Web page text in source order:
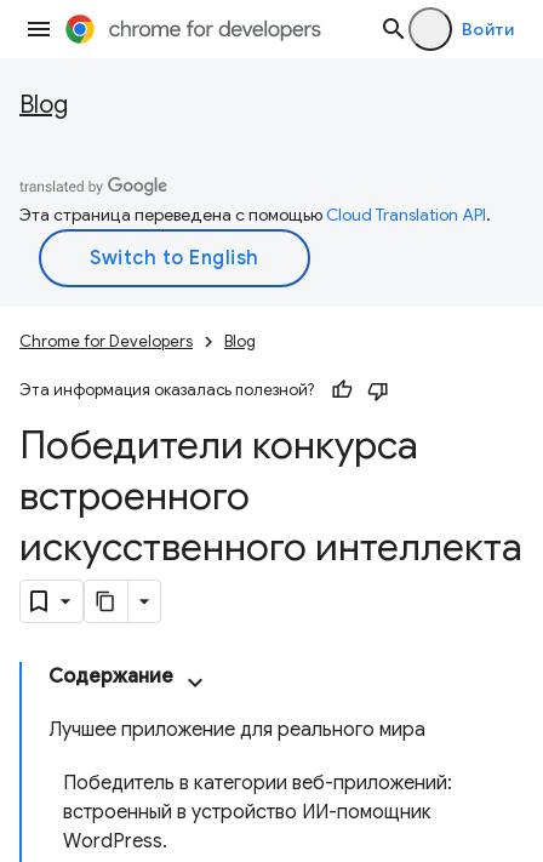
Войти
Blog
Эта страница переведена с помощьюCloud Translation API.
Chrome for Developers Blog
Эта информация оказалась полезной?
Победители конкурса
встроенного
искусственного интеллекта
Содержание
Лучшее приложение для реального мира
Победитель в категории веб-приложений:
встроенный в устройство ИИ-помощник
WordPress.